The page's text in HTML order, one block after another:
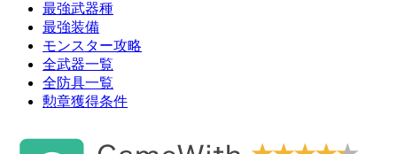
最強武器種
最強装備
モンスター攻略
全武器一覧
全防具一覧
勲章獲得条件